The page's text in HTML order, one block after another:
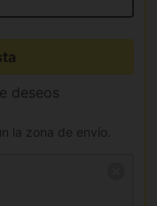
deseos
la zona de envío.